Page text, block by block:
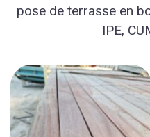
pose de terrasse en
IPE,